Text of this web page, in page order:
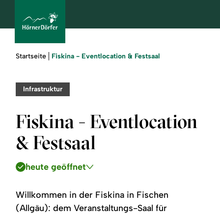
Urlaub
buchen
Sommer
Winter
Sie
Startseite Fiskina - Eventlocation & Festsaal
Infrastruktur
Fiskina - Eventlocation
& Festsaal
heute geöffnet
Willkommen in der Fiskina in Fischen
(Allgäu): dem Veranstaltungs-Saal für